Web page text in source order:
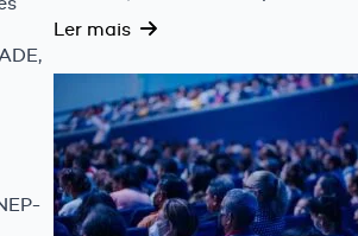
Ler mais